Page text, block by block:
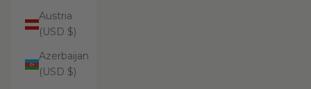
Austria
(USD $)
Azerbaijan
(USD $)